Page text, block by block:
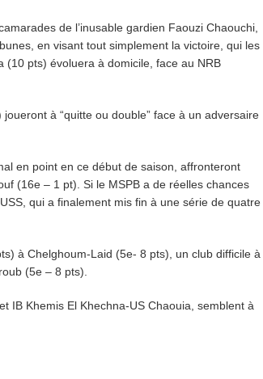
de l’inusable gardien Faouzi Chaouchi,
en visant tout simplement la victoire, qui les
(10 pts) évoluera à domicile, face au NRB
à “quitte ou double” face à un adversaire
en point en ce début de saison, affronteront
(16e – 1 pt). Si le MSPB a de réelles chances
qui a finalement mis fin à une série de quatre
à Chelghoum-Laid (5e- 8 pts), un club difficile à
(5e – 8 pts).
IB Khemis El Khechna-US Chaouia, semblent à